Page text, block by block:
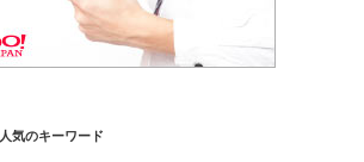
人気のキーワード